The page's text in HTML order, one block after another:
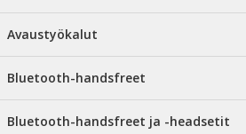
Avaustyökalut
Bluetooth-handsfreet
Bluetooth-handsfreet ja -headsetit